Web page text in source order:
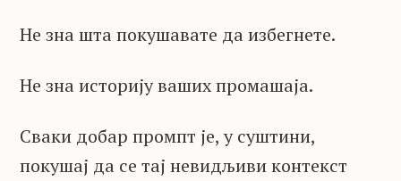
Не зна шта покушавате да избегнете.
Не зна историју ваших промашаја.
Сваки добар промпт је, у суштини,
покушај да се тај невидљиви контекст